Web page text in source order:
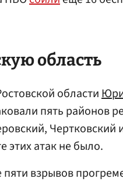
область
области
пять районов
Чертковский
этих атак не было.
пяти взрывов